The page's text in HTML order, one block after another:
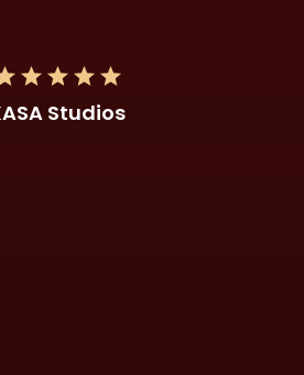
Studios